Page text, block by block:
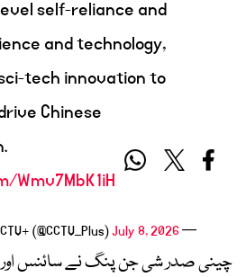
self-reliance and
and technology,
tech innovation to
Chinese
— CCTV+ (@CCTV_Plus)
July 8, 2026
چینی صدر شی جن پنگ نے سائنس اور